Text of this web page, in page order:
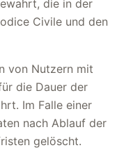
die in der
Civile und den
von Nutzern mit
die Dauer der
Im Falle einer
nach Ablauf der
gelöscht.